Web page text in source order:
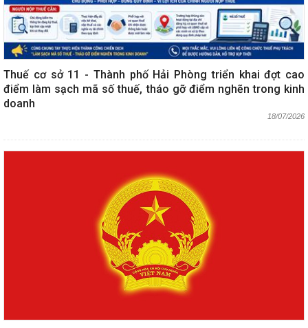
Thuế cơ sở 11 - Thành phố Hải Phòng triển khai đợt cao
điểm làm sạch mã số thuế, tháo gỡ điểm nghẽn trong kinh
doanh
18/07/2026